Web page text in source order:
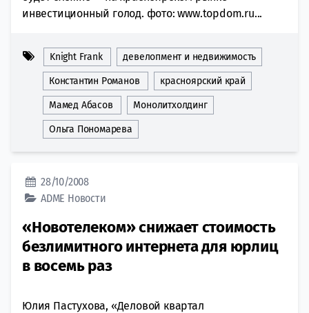
инвестиционный голод. фото: www.topdom.ru...
Knight Frank девелопмент и недвижимость
Константин Романов красноярский край
Мамед Абасов Монолитхолдинг
Ольга Пономарева
28/10/2008
ADME Новости
«Новотелеком» снижает стоимость
безлимитного интернета для юрлиц
в восемь раз
Юлия Пастухова, «Деловой квартал